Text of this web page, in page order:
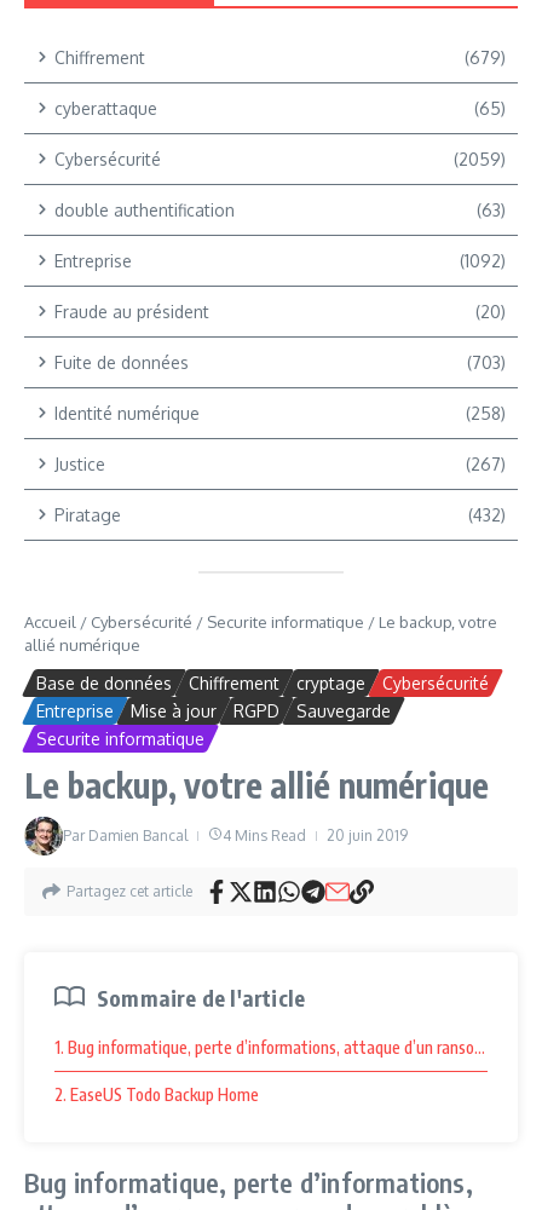
Chiffrement (679)
cyberattaque (65)
Cybersécurité (2059)
double authentification (63)
Entreprise (1092)
Fraude au président (20)
Fuite de données (703)
Identité numérique (258)
Justice (267)
Piratage (432)
Accueil / Cybersécurité / Securite informatique / Le backup, votre
allié numérique
Base de données Chiffrement cryptage
Cybersécurité
Entreprise
Mise à jour RGPD
Sauvegarde
Securite informatique
Le backup, votre allié numérique
Par Damien Bancal 4 Mins Read 20 juin 2019
Partagez cet article
Sommaire de l'article
1. Bug informatique, perte d’informations, attaque d’un
2. EaseUS Todo Backup Home
Bug informatique, perte d’informations,